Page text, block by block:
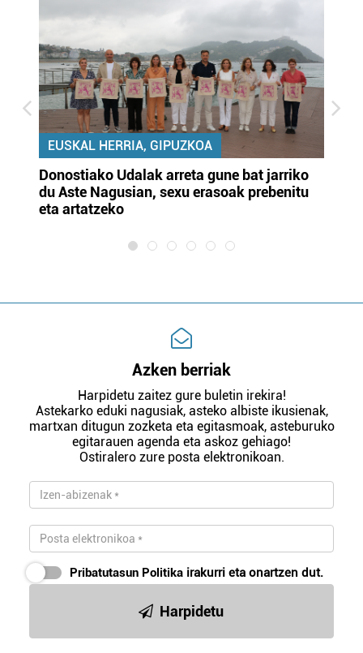
EUSKAL HERRIA, GIPUZKOA
Donostiako Udalak arreta gune bat jarriko
du Aste Nagusian, sexu erasoak prebenitu
eta artatzeko
Azken berriak
Harpidetu zaitez gure buletin irekira!
Astekarko eduki nagusiak, asteko albiste ikusienak,
martxan ditugun zozketa eta egitasmoak, asteburuko
egitarauen agenda eta askoz gehiago!
Ostiralero zure posta elektronikoan.
Pribatutasun Politika irakurri eta onartzen dut.
Harpidetu